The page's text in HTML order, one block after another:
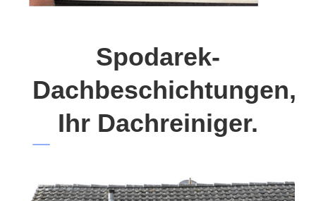
Spodarek-
Dachbeschichtungen,
Ihr Dachreiniger.